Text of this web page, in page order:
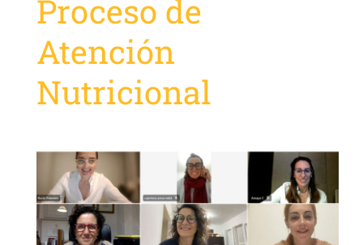
Proceso de
Atención
Nutricional